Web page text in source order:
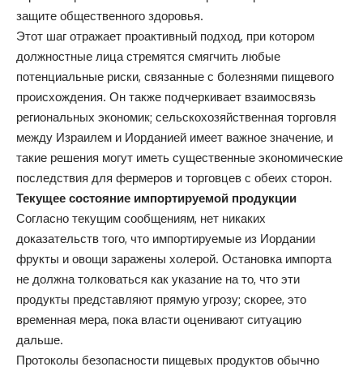
защите общественного здоровья.
Этот шаг отражает проактивный подход, при котором
должностные лица стремятся смягчить любые
потенциальные риски, связанные с болезнями пищевого
происхождения. Он также подчеркивает взаимосвязь
региональных экономик; сельскохозяйственная торговля
между Израилем и Иорданией имеет важное значение, и
такие решения могут иметь существенные экономические
последствия для фермеров и торговцев с обеих сторон.
Текущее состояние импортируемой продукции
Согласно текущим сообщениям, нет никаких
доказательств того, что импортируемые из Иордании
фрукты и овощи заражены холерой. Остановка импорта
не должна толковаться как указание на то, что эти
продукты представляют прямую угрозу; скорее, это
временная мера, пока власти оценивают ситуацию
дальше.
Протоколы безопасности пищевых продуктов обычно